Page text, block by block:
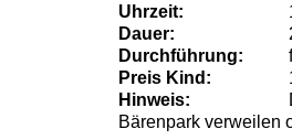
Uhrzeit:
Dauer:
Durchführung:
Preis Kind:
Hinweis:
Bärenpark verweilen